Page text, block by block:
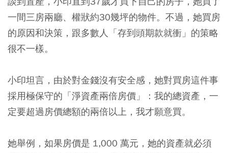
一間三房兩廳、權狀約30幾坪的物件。不過，她買房
的原因和決策，跟多數人「存到頭期款就衝」的策略
很不一樣。
小印坦言，由於對金錢沒有安全感，她對買房這件事
採用極保守的「淨資產兩倍房價」：我的總資產，一
定要超過房價總額的兩倍以上，我才願意買。
她舉例，如果房價是 1,000 萬元，她的資產就必須